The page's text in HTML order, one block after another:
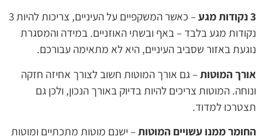
3 נקודות מגע
– כאשר המשקפיים על העיניים, צריכות להיות 3
נקודות מגע בלבד – באף ובשתי האוזניים. במידה והמסגרת
נוגעת באזור שסביב העיניים, היא לא מתאימה עבורכם.
אורך המוטות– גם אורך המוטות חשוב לצורך אחיזה חזקה
ונוחה. המוטות צריכים להיות בדיוק באורך הנכון, ולכן גם
תצטרכו למדוד.
החומר ממנו עשויים המוטות– ישנם מוטות מתכתיים ומוטות